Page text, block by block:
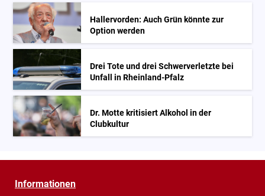
Hallervorden: Auch Grün könnte zur
Option werden
Drei Tote und drei Schwerverletzte bei
Unfall in Rheinland-Pfalz
Dr. Motte kritisiert Alkohol in der
Clubkultur
Informationen